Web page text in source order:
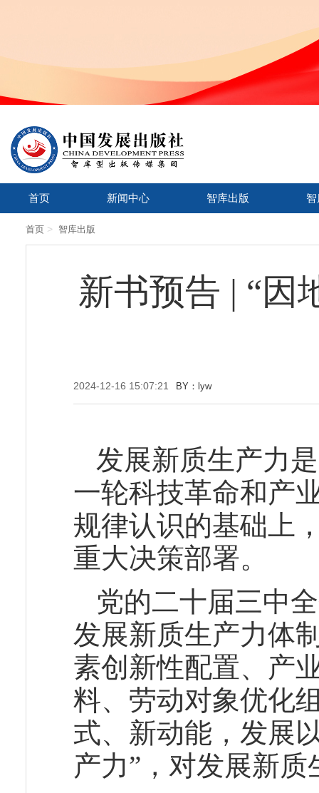
首页 新闻中心 智库出版
首页 > 智库出版
新书预告 | “因
2024-12-16 15:07:21 BY：lyw
发展新质生产力
一轮科技革命和产
规律认识的基础上
重大决策部署。
党的二十届三中
发展新质生产力体
素创新性配置、产
料、劳动对象优化
式、新动能，发展
产力”，对发展新